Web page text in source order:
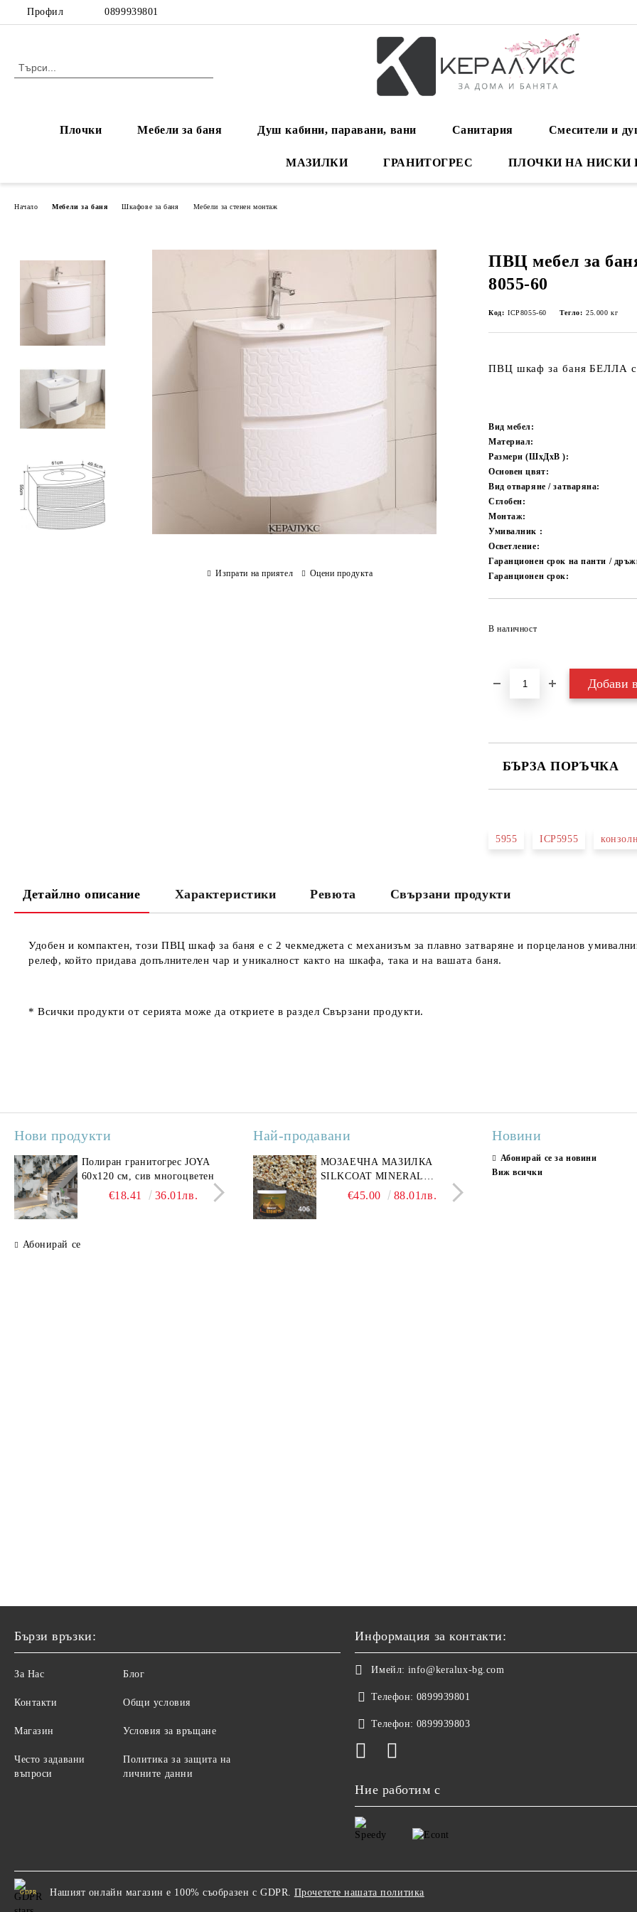
Профил 0899939801
Плочки Мебели за баня Душ кабини, паравани, вани Санитария Смесители и
МАЗИЛКИ ГРАНИТОГРЕС ПЛОЧКИ НА НИСКИ
Начало Мебели за баня Шкафове за баня Мебели за стенен монтаж
ПВЦ мебел за
8055-60
Код: ICP8055-60 Тегло: 25.000 кг
ПВЦ шкаф за баня БЕЛЛА с
Вид мебел:
Материал:
Размери (ШxДxВ ):
Основен цвят:
Вид отваряне / затваряна:
Сглобен:
Монтаж:
Умивалник :
Осветление:
Гаранционен срок на панти /
Гаранционен срок:
В наличност
БЪРЗА ПОРЪЧКА
5955 ICP5955
Изпрати на приятел Оцени продукта
Детайлно описание Характеристики Ревюта Свързани продукти
Удобен и компактен, този ПВЦ шкаф за баня е с 2 чекмеджета с механизъм за плавно затваряне и порцеланов
релеф, който придава допълнителен чар и уникалност както на шкафа, така и на вашата баня.
* Всички продукти от серията може да откриете в раздел Свързани продукти.
Нови продукти
Полиран гранитогрес JOYA
60x120 см, сив многоцветен
€18.41 36.01лв.
Полиран гранитогрес
SAVONA GREY 60x120 см,
светло сив мрамор
€22.50 44.01лв.
Гранитогрес LESY GREY
GOLD 60х120см, тип
Абонирай се
Най-продавани
МОЗАЕЧНА МАЗИЛКА
SILKCOAT MINERAL
PLASTER STONE, СИТЕН
€45.00 88.01лв.
СТЕННИ ПЛОЧКИ
30X90CM, ГЛАНЦ
Новини
Абонирай се за новини
Виж всички
Бързи връзки:
За Нас
Контакти
Магазин
Често задавани
въпроси
Блог
Общи условия
Условия за връщане
Политика за защита на
личните данни
Информация за контакти:
Имейл: info@keralux-bg.com
Телефон: 0899939801
Телефон: 0899939803
Ние работим с
GDPR Нашият онлайн магазин е 100% съобразен с GDPR. Прочетете нашата политика